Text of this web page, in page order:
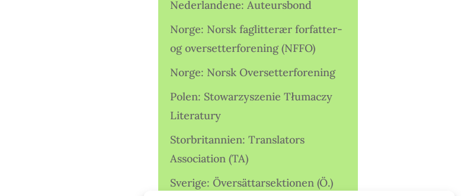
Nederlandene: Auteursbond
Norge: Norsk faglitterær forfatter-
og oversetterforening (NFFO)
Norge: Norsk Oversetterforening
Polen: Stowarzyszenie Tłumaczy
Literatury
Storbritannien: Translators
Association (TA)
Sverige: Översättarsektionen (Ö.)